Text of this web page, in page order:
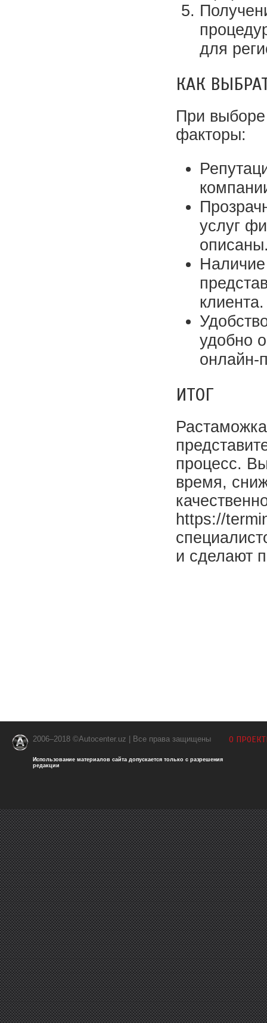
для
КАК
При
факторы:
услуг
Наличие
клиента.
удобно
онлайн-
ИТОГ
процесс.
время,
https://
и сделают
2006–2018 ©Autocenter.uz | Все права защищены
Использование материалов сайта допускается только с разрешения
редакции
О